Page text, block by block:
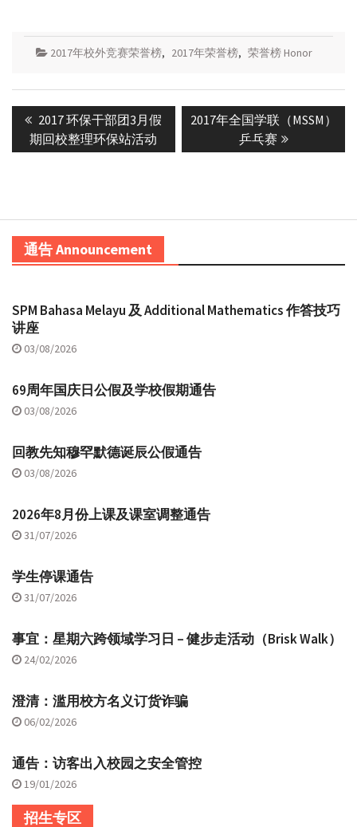
2017年校外竞赛荣誉榜, 2017年荣誉榜, 荣誉榜 Honor
navigation
Previous
post:
2017 环保干部团3月假
期回校整理环保站活动
Next
2017年全国学联（MSSM）
乒乓赛
通告 Announcement
SPM Bahasa Melayu 及 Additional Mathematics 作答技巧
讲座
03/08/2026
69周年国庆日公假及学校假期通告
03/08/2026
回教先知穆罕默德诞辰公假通告
03/08/2026
2026年8月份上课及课室调整通告
31/07/2026
学生停课通告
31/07/2026
事宜：星期六跨领域学习日 – 健步走活动（Brisk Walk）
24/02/2026
澄清：滥用校方名义订货诈骗
06/02/2026
通告：访客出入校园之安全管控
19/01/2026
招生专区